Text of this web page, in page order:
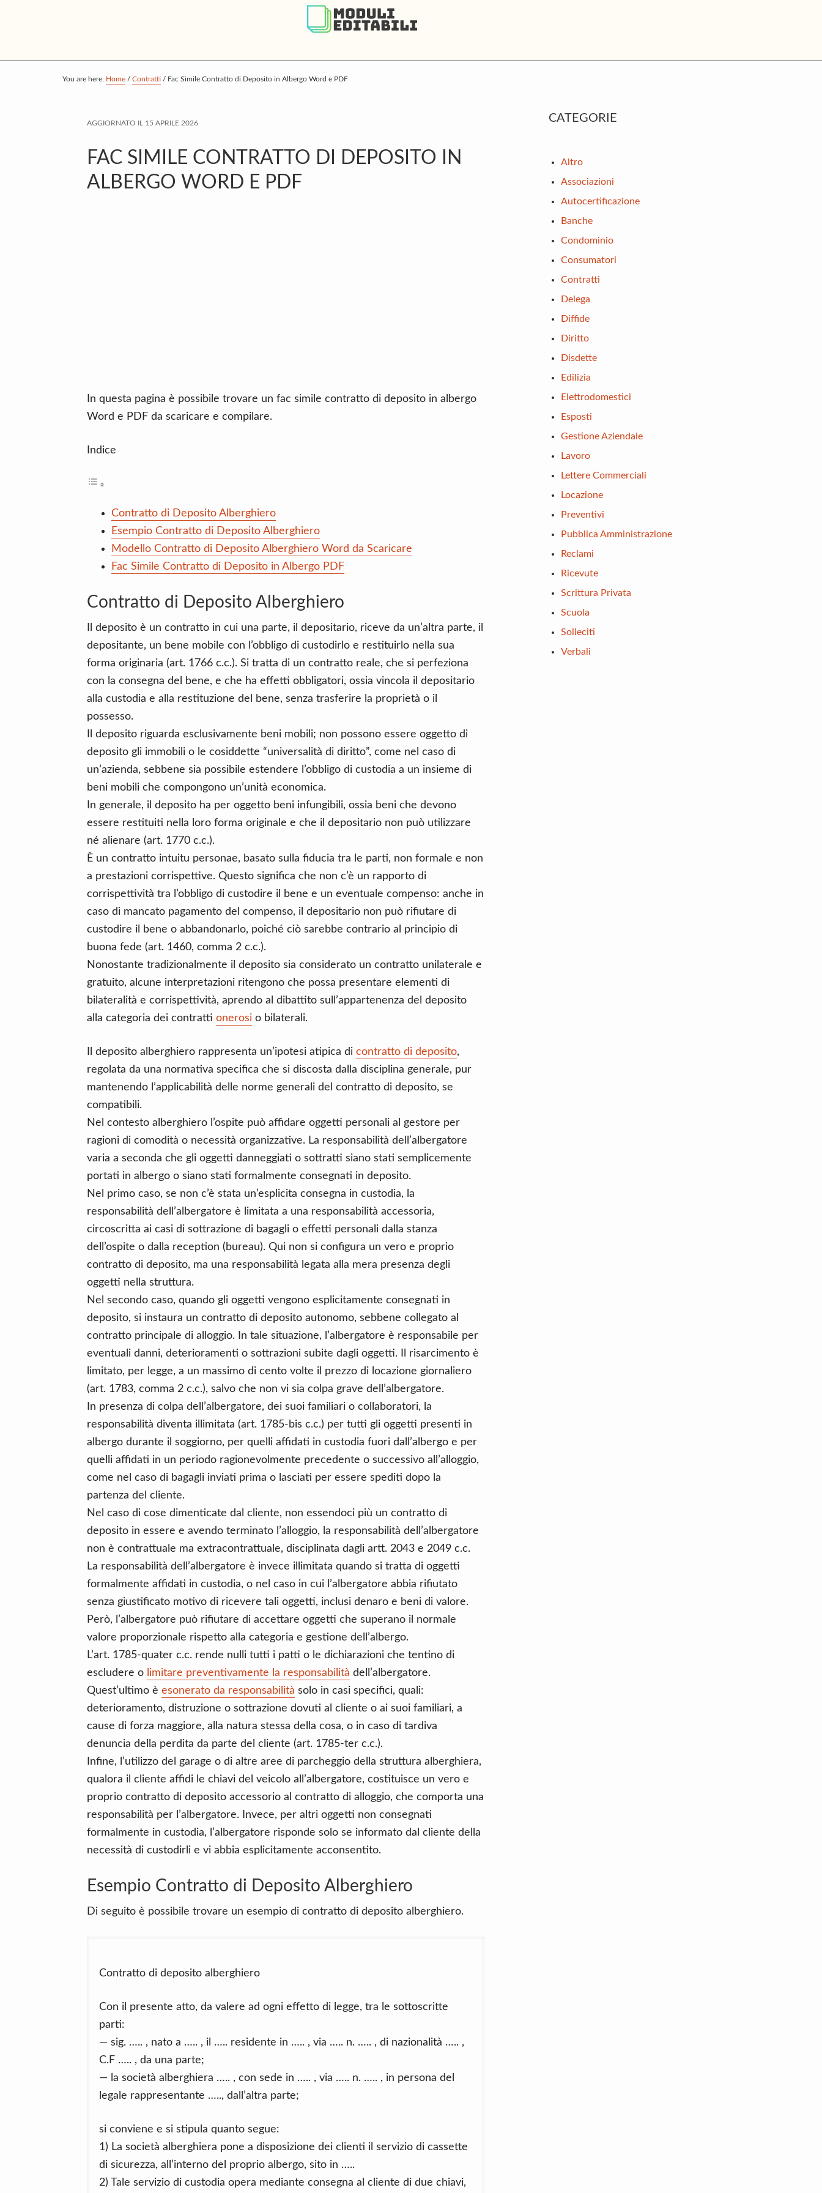
p
p
p
You are here: Home / Contratti / Fac Simile Contratto di Deposito in Albergo Word e PDF
AGGIORNATO IL 15 APRILE 2026
FAC SIMILE CONTRATTO DI DEPOSITO IN
ALBERGO WORD E PDF
In questa pagina è possibile trovare un fac simile contratto di deposito in albergo
Word e PDF da scaricare e compilare.
Indice
Contratto di Deposito Alberghiero
Esempio Contratto di Deposito Alberghiero
Modello Contratto di Deposito Alberghiero Word da Scaricare
Fac Simile Contratto di Deposito in Albergo PDF
Contratto di Deposito Alberghiero
Il deposito è un contratto in cui una parte, il depositario, riceve da un’altra parte, il
depositante, un bene mobile con l’obbligo di custodirlo e restituirlo nella sua
forma originaria (art. 1766 c.c.). Si tratta di un contratto reale, che si perfeziona
con la consegna del bene, e che ha effetti obbligatori, ossia vincola il depositario
alla custodia e alla restituzione del bene, senza trasferire la proprietà o il
possesso.
Il deposito riguarda esclusivamente beni mobili; non possono essere oggetto di
deposito gli immobili o le cosiddette “universalità di diritto”, come nel caso di
un’azienda, sebbene sia possibile estendere l’obbligo di custodia a un insieme di
beni mobili che compongono un’unità economica.
In generale, il deposito ha per oggetto beni infungibili, ossia beni che devono
essere restituiti nella loro forma originale e che il depositario non può utilizzare
né alienare (art. 1770 c.c.).
È un contratto intuitu personae, basato sulla fiducia tra le parti, non formale e non
a prestazioni corrispettive. Questo significa che non c’è un rapporto di
corrispettività tra l’obbligo di custodire il bene e un eventuale compenso: anche in
caso di mancato pagamento del compenso, il depositario non può rifiutare di
custodire il bene o abbandonarlo, poiché ciò sarebbe contrario al principio di
buona fede (art. 1460, comma 2 c.c.).
Nonostante tradizionalmente il deposito sia considerato un contratto unilaterale e
gratuito, alcune interpretazioni ritengono che possa presentare elementi di
bilateralità e corrispettività, aprendo al dibattito sull’appartenenza del deposito
alla categoria dei contratti onerosi o bilaterali.
Il deposito alberghiero rappresenta un’ipotesi atipica di contratto di deposito,
regolata da una normativa specifica che si discosta dalla disciplina generale, pur
mantenendo l’applicabilità delle norme generali del contratto di deposito, se
compatibili.
Nel contesto alberghiero l’ospite può affidare oggetti personali al gestore per
ragioni di comodità o necessità organizzative. La responsabilità dell’albergatore
varia a seconda che gli oggetti danneggiati o sottratti siano stati semplicemente
portati in albergo o siano stati formalmente consegnati in deposito.
Nel primo caso, se non c’è stata un’esplicita consegna in custodia, la
responsabilità dell’albergatore è limitata a una responsabilità accessoria,
circoscritta ai casi di sottrazione di bagagli o effetti personali dalla stanza
dell’ospite o dalla reception (bureau). Qui non si configura un vero e proprio
contratto di deposito, ma una responsabilità legata alla mera presenza degli
oggetti nella struttura.
Nel secondo caso, quando gli oggetti vengono esplicitamente consegnati in
deposito, si instaura un contratto di deposito autonomo, sebbene collegato al
contratto principale di alloggio. In tale situazione, l’albergatore è responsabile per
eventuali danni, deterioramenti o sottrazioni subite dagli oggetti. Il risarcimento è
limitato, per legge, a un massimo di cento volte il prezzo di locazione giornaliero
(art. 1783, comma 2 c.c.), salvo che non vi sia colpa grave dell’albergatore.
In presenza di colpa dell’albergatore, dei suoi familiari o collaboratori, la
responsabilità diventa illimitata (art. 1785-bis c.c.) per tutti gli oggetti presenti in
albergo durante il soggiorno, per quelli affidati in custodia fuori dall’albergo e per
quelli affidati in un periodo ragionevolmente precedente o successivo all’alloggio,
come nel caso di bagagli inviati prima o lasciati per essere spediti dopo la
partenza del cliente.
Nel caso di cose dimenticate dal cliente, non essendoci più un contratto di
deposito in essere e avendo terminato l’alloggio, la responsabilità dell’albergatore
non è contrattuale ma extracontrattuale, disciplinata dagli artt. 2043 e 2049 c.c.
La responsabilità dell’albergatore è invece illimitata quando si tratta di oggetti
formalmente affidati in custodia, o nel caso in cui l’albergatore abbia rifiutato
senza giustificato motivo di ricevere tali oggetti, inclusi denaro e beni di valore.
Però, l’albergatore può rifiutare di accettare oggetti che superano il normale
valore proporzionale rispetto alla categoria e gestione dell’albergo.
L’art. 1785-quater c.c. rende nulli tutti i patti o le dichiarazioni che tentino di
escludere o limitare preventivamente la responsabilità dell’albergatore.
Quest’ultimo è esonerato da responsabilità solo in casi specifici, quali:
deterioramento, distruzione o sottrazione dovuti al cliente o ai suoi familiari, a
cause di forza maggiore, alla natura stessa della cosa, o in caso di tardiva
denuncia della perdita da parte del cliente (art. 1785-ter c.c.).
Infine, l’utilizzo del garage o di altre aree di parcheggio della struttura alberghiera,
qualora il cliente affidi le chiavi del veicolo all’albergatore, costituisce un vero e
proprio contratto di deposito accessorio al contratto di alloggio, che comporta una
responsabilità per l’albergatore. Invece, per altri oggetti non consegnati
formalmente in custodia, l’albergatore risponde solo se informato dal cliente della
necessità di custodirli e vi abbia esplicitamente acconsentito.
Esempio Contratto di Deposito Alberghiero
Di seguito è possibile trovare un esempio di contratto di deposito alberghiero.
Contratto di deposito alberghiero
Con il presente atto, da valere ad ogni effetto di legge, tra le sottoscritte
parti:
— sig. ….. , nato a ….. , il ….. residente in ….. , via ….. n. ….. , di nazionalità ….. ,
C.F ….. , da una parte;
— la società alberghiera ….. , con sede in ….. , via ….. n. ….. , in persona del
legale rappresentante ….., dall’altra parte;
si conviene e si stipula quanto segue:
1) La società alberghiera pone a disposizione dei clienti il servizio di cassette
di sicurezza, all’interno del proprio albergo, sito in …..
2) Tale servizio di custodia opera mediante consegna al cliente di due chiavi,
Primary
CATEGORIE
Altro
Associazioni
Autocertificazione
Banche
Condominio
Consumatori
Contratti
Delega
Diffide
Diritto
Disdette
Edilizia
Elettrodomestici
Esposti
Gestione Aziendale
Lavoro
Lettere Commerciali
Locazione
Preventivi
Pubblica Amministrazione
Reclami
Ricevute
Scrittura Privata
Scuola
Solleciti
Verbali